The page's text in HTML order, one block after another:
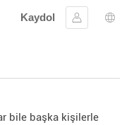
Kaydol
Oturum aç
Dil
bile başka kişilerle